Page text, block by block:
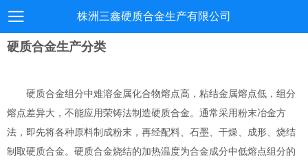
株洲三鑫硬质合金生产有限公司
硬质合金生产分类
硬质合金组分中难溶金属化合物熔点高，粘结金属熔点低，组分
熔点差异大，不能应用荣铸法制造硬质合金。通常采用粉末冶金方
法，即先将各种原料制成粉末，再经配料、石墨、干燥、成形、烧结
制取硬质合金。硬质合金烧结的加热温度为合金成分中低熔点组分的